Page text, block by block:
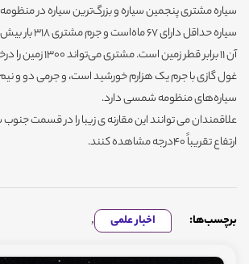
سیاره مشتری پنجمین سیاره و بزرگ‌ترین سیاره در
سیاره حداقل
آن ۱۱ برابر قطر زمین
غول گازی با جرم یک هزارم خورشید است، و جرمی دو و نیم
سیاره‌های منظومه شمسی دارد.
علاقمندان می توانند این مقارنه ی زیبا را در قسمت
ارتفاع تقریباً 40درجه مشاهده کنند.
برچسب‌ها: اخبار علمی ,